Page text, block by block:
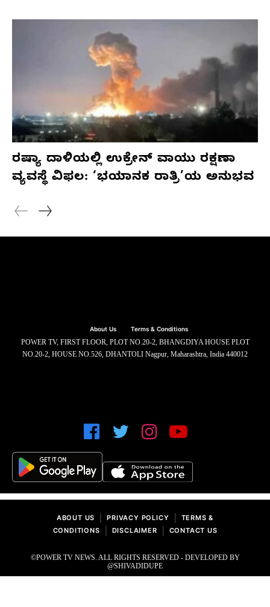
ರಷ್ಯಾ ದಾಳಿಯಲ್ಲಿ ಉಕ್ರೇನ್ ವಾಯು ರಕ್ಷಣಾ
ವ್ಯವಸ್ಥೆ ವಿಫಲ: ‘ಭಯಾನಕ ರಾತ್ರಿ’ಯ ಅನುಭವ
About Us Terms & Conditions
POWER TV, FIRST FLOOR, PLOT NO.20-2, BHANGDIYA HOUSE PLOT
NO.20-2, HOUSE NO.526, DHANTOLI Nagpur, Maharashtra, India 440012
ABOUT US PRIVACY POLICY
TERMS &
CONDITIONS
DISCLAIMER CONTACT US
©POWER TV NEWS. ALL RIGHTS RESERVED - DEVELOPED BY
@SHIVADIDUPE